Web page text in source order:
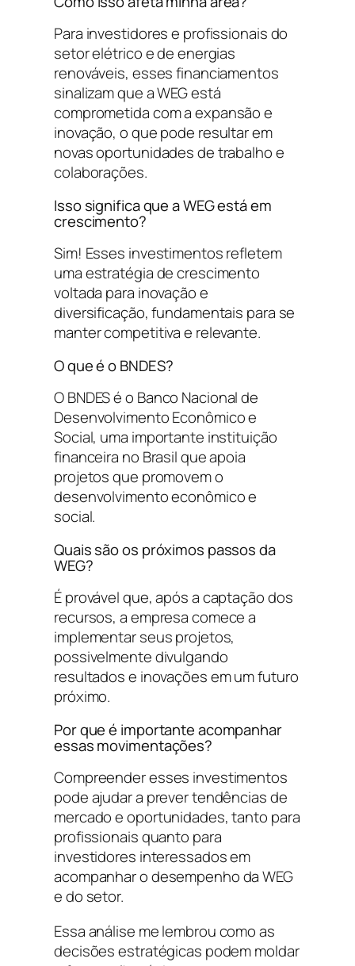
Para investidores e profissionais do
setor elétrico e de energias
renováveis, esses financiamentos
sinalizam que a WEG está
comprometida com a expansão e
inovação, o que pode resultar em
novas oportunidades de trabalho e
colaborações.
Isso significa que a WEG está em
crescimento?
Sim! Esses investimentos refletem
uma estratégia de crescimento
voltada para inovação e
diversificação, fundamentais para se
manter competitiva e relevante.
O que é o BNDES?
O BNDES é o Banco Nacional de
Desenvolvimento Econômico e
Social, uma importante instituição
financeira no Brasil que apoia
projetos que promovem o
desenvolvimento econômico e
social.
Quais são os próximos passos da
WEG?
É provável que, após a captação dos
recursos, a empresa comece a
implementar seus projetos,
possivelmente divulgando
resultados e inovações em um futuro
próximo.
Por que é importante acompanhar
essas movimentações?
Compreender esses investimentos
pode ajudar a prever tendências de
mercado e oportunidades, tanto para
profissionais quanto para
investidores interessados em
acompanhar o desempenho da WEG
e do setor.
Essa análise me lembrou como as
decisões estratégicas podem moldar